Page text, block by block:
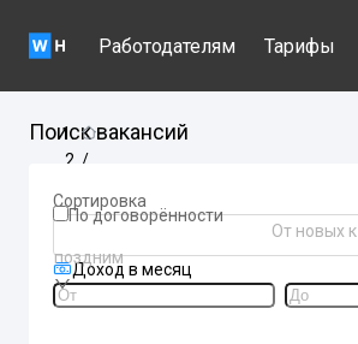
Работодателям Тарифы
/
/
Поиск вакансий
Сортировка
От новых к
поздним
Доход в месяц
По договорённости